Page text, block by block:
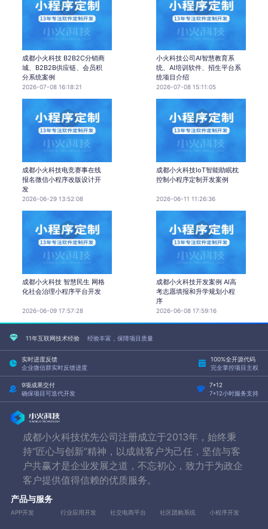
成都小火科技 B2B2C分销商
城、B2B2B供应链、会员积
分系统案例
2026-07-08 16:18:21
小火科技公司AI智慧教育系
统、AI培训软件、招生平台系
统项目介绍
2026-07-08 15:11:05
成都小火科技电竞赛事在线
报名微信小程序改版设计开
发
2026-06-29 13:52:08
成都小火科技IoT智能助眠枕
控制小程序定制开发案例
2026-06-11 11:26:36
成都小火科技 智慧民生 网格
化社会治理小程序平台开发
2026-06-09 17:57:28
成都小火科技开发案例 AI高
考志愿填报和升学规划小程
序
2026-06-08 17:59:16
11年互联网技术经验 经验丰富，保障项目质量
实时进度反馈
企业微信群实时反馈进度
100%全开源代码
完全掌控项目主权
9项成果交付
确保项目可迭代开发
7*12
7*12小时服务支持
成都小火科技优先公司注册成立于2013年，始终秉
持“匠心与创新”精神，以成就客户为己任，坚信与客
户共赢才是企业发展之道，不忘初心，致力于为政企
客户提供值得信赖的优质服务。
产品与服务
APP开发 行业应用开发 社交电商平台 社区团购系统 小程序开发